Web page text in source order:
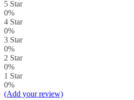
5 Star
0%
4 Star
0%
3 Star
0%
2 Star
0%
1 Star
0%
(Add your review)